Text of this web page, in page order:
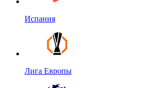
Испания
Лига Европы